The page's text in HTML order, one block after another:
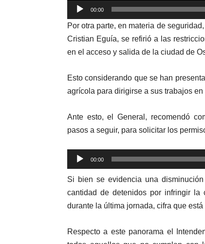
Reproductor
de
audio
00:00
Por otra parte, en materia de
Cristian Eguía, se refirió a las
en el acceso y salida de la ciudad de
Esto considerando que se han
agrícola para dirigirse a sus trabajos
Ante esto, el General, recomendó
pasos a seguir, para solicitar los
Reproductor
de
audio
00:00
Si bien se evidencia una
cantidad de detenidos por infringir la
durante la última jornada, cifra que
Respecto a este panorama el